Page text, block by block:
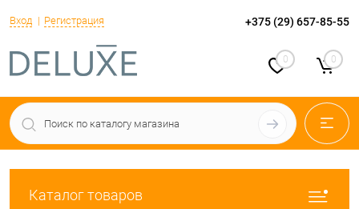
Вход Регистрация +375 (29) 657-85-55
0 0
Каталог товаров